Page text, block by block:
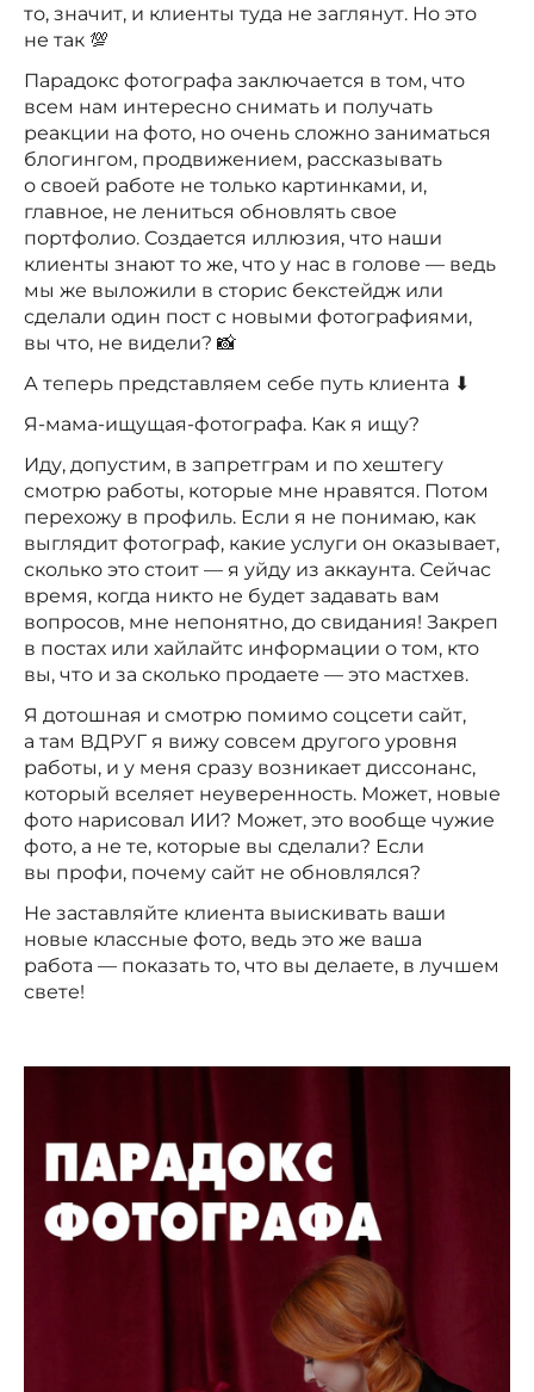
то, значит, и клиенты туда не заглянут. Но это
не так 💯
Парадокс фотографа заключается в том, что
всем нам интересно снимать и получать
реакции на фото, но очень сложно заниматься
блогингом, продвижением, рассказывать
о своей работе не только картинками, и,
главное, не лениться обновлять свое
портфолио. Создается иллюзия, что наши
клиенты знают то же, что у нас в голове — ведь
мы же выложили в сторис бекстейдж или
сделали один пост с новыми фотографиями,
вы что, не видели? 📸
А теперь представляем себе путь клиента ⬇
Я-мама-ищущая-фотографа. Как я ищу?
Иду, допустим, в запретграм и по хештегу
смотрю работы, которые мне нравятся. Потом
перехожу в профиль. Если я не понимаю, как
выглядит фотограф, какие услуги он оказывает,
сколько это стоит — я уйду из аккаунта. Сейчас
время, когда никто не будет задавать вам
вопросов, мне непонятно, до свидания! Закреп
в постах или хайлайтс информации о том, кто
вы, что и за сколько продаете — это мастхев.
Я дотошная и смотрю помимо соцсети сайт,
а там ВДРУГ я вижу совсем другого уровня
работы, и у меня сразу возникает диссонанс,
который вселяет неуверенность. Может, новые
фото нарисовал ИИ? Может, это вообще чужие
фото, а не те, которые вы сделали? Если
вы профи, почему сайт не обновлялся?
Не заставляйте клиента выискивать ваши
новые классные фото, ведь это же ваша
работа — показать то, что вы делаете, в лучшем
свете!